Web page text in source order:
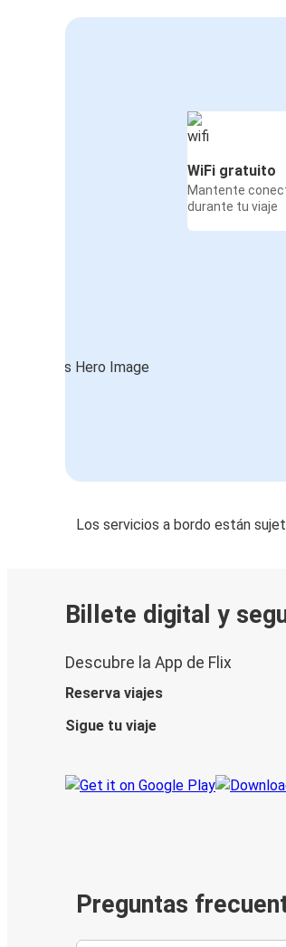
WiFi gratuito
Mantente
durante tu viaje
Los servicios a bordo están
Billete digital y
Descubre la App de Flix
Reserva viajes
Sigue tu viaje
Preguntas